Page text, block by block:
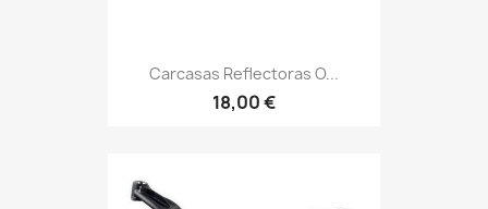
Carcasas Reflectoras O...
18,00 €